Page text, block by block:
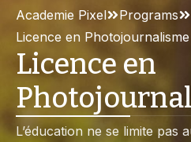
Academie Pixel Programs
Licence en Photojournalisme
Licence en
L’éducation ne se limite pas